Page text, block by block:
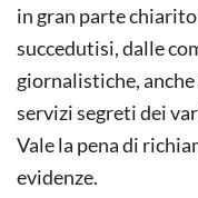
in gran parte
succedutisi, dalle
giornalistiche,
servizi segreti dei
Vale la pena di
evidenze.